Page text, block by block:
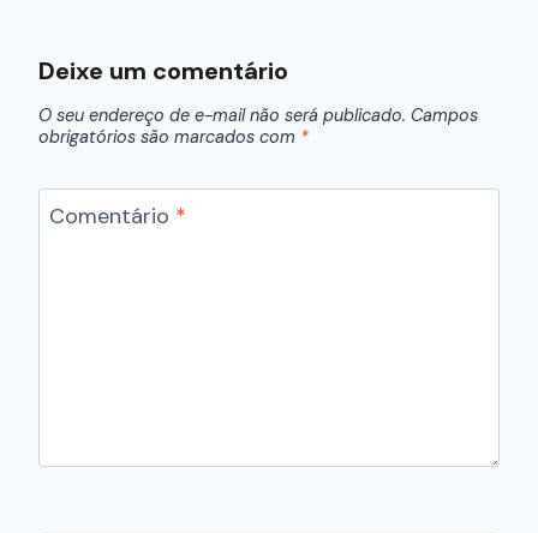
Deixe um comentário
O seu endereço de e-mail não será publicado. Campos
obrigatórios são marcados com *
Comentário *